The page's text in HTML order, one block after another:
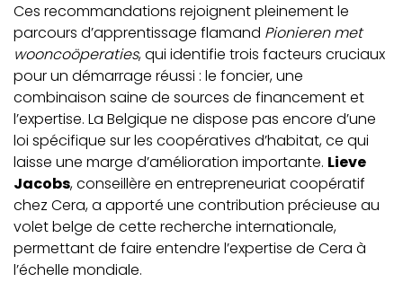
Ces recommandations rejoignent pleinement le
parcours d’apprentissage flamand Pionieren met
wooncoöperaties, qui identifie trois facteurs cruciaux
pour un démarrage réussi : le foncier, une
combinaison saine de sources de financement et
l’expertise. La Belgique ne dispose pas encore d’une
loi spécifique sur les coopératives d’habitat, ce qui
laisse une marge d’amélioration importante. Lieve
Jacobs, conseillère en entrepreneuriat coopératif
chez Cera, a apporté une contribution précieuse au
volet belge de cette recherche internationale,
permettant de faire entendre l’expertise de Cera à
l’échelle mondiale.